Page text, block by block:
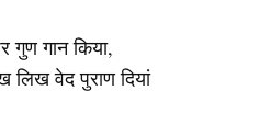
गुण गान किया,
लिख वेद पुराण दियां